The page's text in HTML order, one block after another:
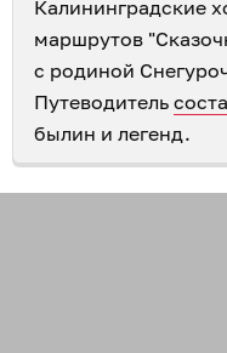
Калининградские
маршрутов
с родиной
Путеводитель
былин и легенд.